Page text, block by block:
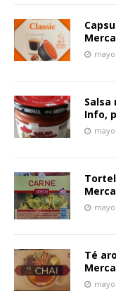
mayo
Salsa
Info,
mayo
mayo
Té
mayo